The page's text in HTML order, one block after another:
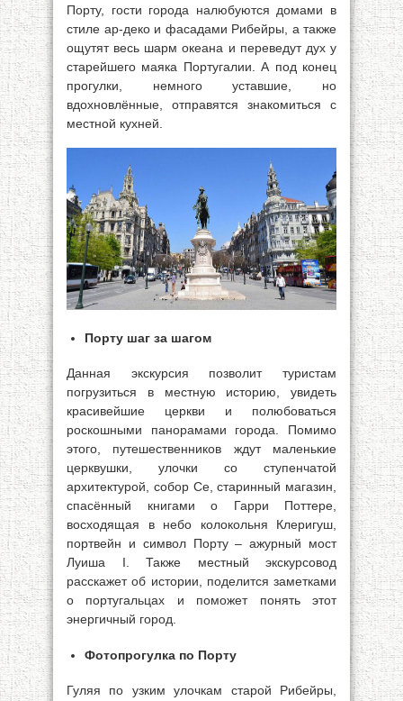
Порту, гости города налюбуются домами в
стиле ар-деко и фасадами Рибейры, а также
ощутят весь шарм океана и переведут дух у
старейшего маяка Португалии. А под конец
прогулки, немного уставшие, но
вдохновлённые, отправятся знакомиться с
местной кухней.
Порту шаг за шагом
Данная экскурсия позволит туристам
погрузиться в местную историю, увидеть
красивейшие церкви и полюбоваться
роскошными панорамами города. Помимо
этого, путешественников ждут маленькие
церквушки, улочки со ступенчатой
архитектурой, собор Се, старинный магазин,
спасённый книгами о Гарри Поттере,
восходящая в небо колокольня Клеригуш,
портвейн и символ Порту – ажурный мост
Луиша I. Также местный экскурсовод
расскажет об истории, поделится заметками
о португальцах и поможет понять этот
энергичный город.
Фотопрогулка по Порту
Гуляя по узким улочкам старой Рибейры,